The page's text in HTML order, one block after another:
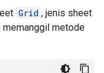
Grid , jenis sheet
memanggil metode